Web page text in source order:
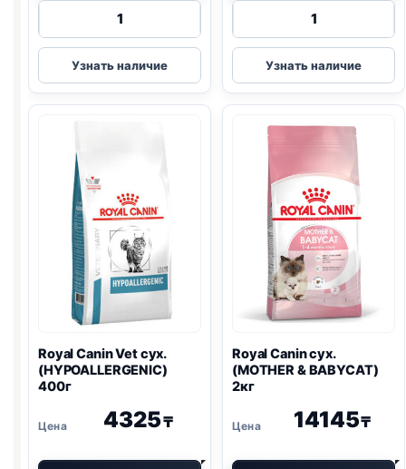
Количество
Royal
Canin
сух.
Узнать наличие
Количество
Royal
Canin
сух.
BABYCAT)
400г
Узнать наличие
Royal Canin Vet сух.
(HYPOALLERGENIC)
400г
4325₸
Royal Canin сух.
(MOTHER & BABYCAT)
2кг
14145₸